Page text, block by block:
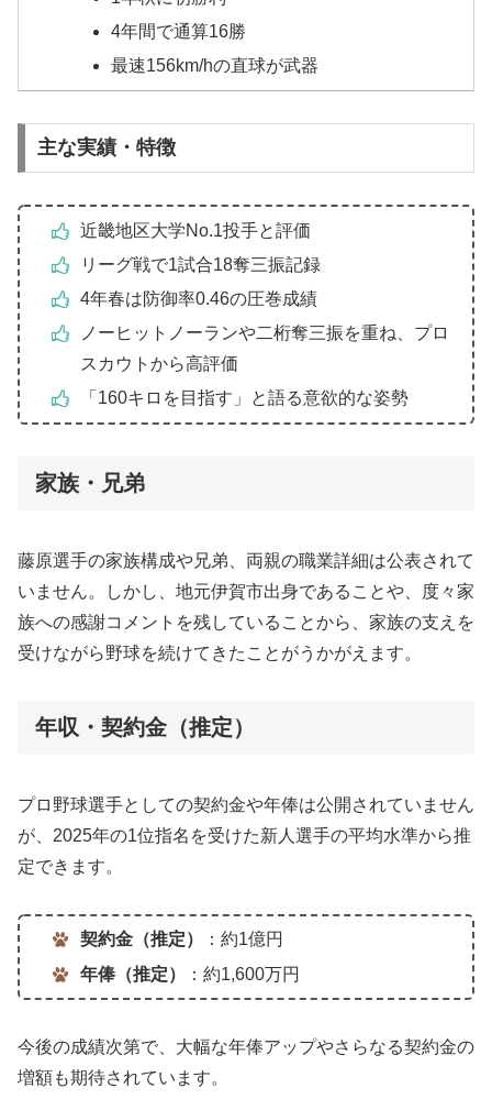
4年間で通算16勝
最速156km/hの直球が武器
主な実績・特徴
近畿地区大学No.1投手と評価
リーグ戦で1試合18奪三振記録
4年春は防御率0.46の圧巻成績
ノーヒットノーランや二桁奪三振を重ね、プロ
スカウトから高評価
「160キロを目指す」と語る意欲的な姿勢
家族・兄弟
藤原選手の家族構成や兄弟、両親の職業詳細は公表されて
いません。しかし、地元伊賀市出身であることや、度々家
族への感謝コメントを残していることから、家族の支えを
受けながら野球を続けてきたことがうかがえます。
年収・契約金（推定）
プロ野球選手としての契約金や年俸は公開されていません
が、2025年の1位指名を受けた新人選手の平均水準から推
定できます。
契約金（推定）
：約1億円
年俸（推定）
：約1,600万円
今後の成績次第で、大幅な年俸アップやさらなる契約金の
増額も期待されています。